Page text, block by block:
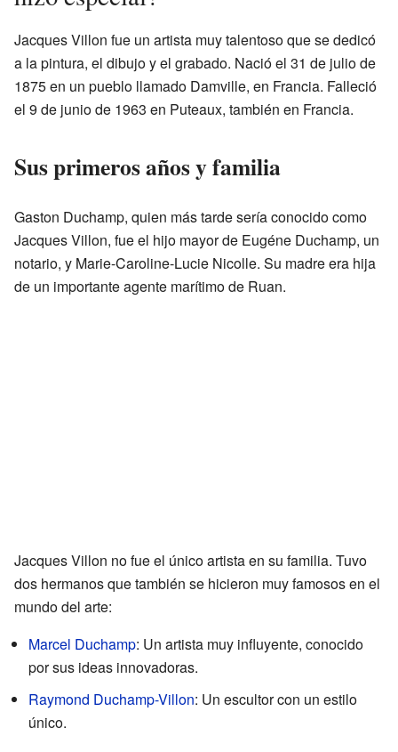
Jacques Villon fue un artista muy talentoso que se dedicó
a la pintura, el dibujo y el grabado. Nació el 31 de julio de
1875 en un pueblo llamado Damville, en Francia. Falleció
el 9 de junio de 1963 en Puteaux, también en Francia.
Sus primeros años y familia
Gaston Duchamp, quien más tarde sería conocido como
Jacques Villon, fue el hijo mayor de Eugéne Duchamp, un
notario, y Marie-Caroline-Lucie Nicolle. Su madre era hija
de un importante agente marítimo de Ruan.
Jacques Villon no fue el único artista en su familia. Tuvo
dos hermanos que también se hicieron muy famosos en el
mundo del arte:
Marcel Duchamp: Un artista muy influyente, conocido
por sus ideas innovadoras.
Raymond Duchamp-Villon: Un escultor con un estilo
único.